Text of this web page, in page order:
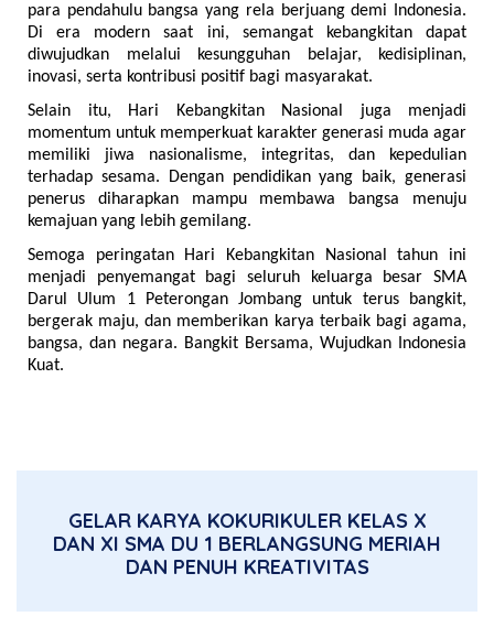
para pendahulu bangsa yang rela berjuang demi Indonesia.
Di era modern saat ini, semangat kebangkitan dapat
diwujudkan melalui kesungguhan belajar, kedisiplinan,
inovasi, serta kontribusi positif bagi masyarakat.
Selain itu, Hari Kebangkitan Nasional juga menjadi
momentum untuk memperkuat karakter generasi muda agar
memiliki jiwa nasionalisme, integritas, dan kepedulian
terhadap sesama. Dengan pendidikan yang baik, generasi
penerus diharapkan mampu membawa bangsa menuju
kemajuan yang lebih gemilang.
Semoga peringatan Hari Kebangkitan Nasional tahun ini
menjadi penyemangat bagi seluruh keluarga besar SMA
Darul Ulum 1 Peterongan Jombang untuk terus bangkit,
bergerak maju, dan memberikan karya terbaik bagi agama,
bangsa, dan negara. Bangkit Bersama, Wujudkan Indonesia
Kuat.
GELAR KARYA KOKURIKULER KELAS X
DAN XI SMA DU 1 BERLANGSUNG MERIAH
DAN PENUH KREATIVITAS